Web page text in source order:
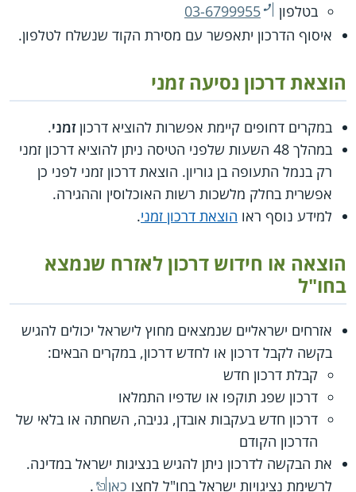
בטלפון
03-6799955
איסוף הדרכון יתאפשר עם מסירת הקוד שנשלח לטלפון.
הוצאת דרכון נסיעה זמני
במקרים דחופים קיימת אפשרות להוציא דרכוןזמני.
במהלך 48 השעות שלפני הטיסה ניתן להוציא דרכון זמני
רק בנמל התעופה בן גוריון. הוצאת דרכון זמני לפני כן
אפשרית בחלק מלשכות רשות האוכלוסין וההגירה.
למידע נוסף ראו הוצאת דרכון זמני.
הוצאה או חידוש דרכון לאזרח שנמצא
בחו"ל
אזרחים ישראליים שנמצאים מחוץ לישראל יכולים להגיש
בקשה לקבל דרכון או לחדש דרכון, במקרים הבאים:
קבלת דרכון חדש
דרכון שפג תוקפו או שדפיו התמלאו
דרכון חדש בעקבות אובדן, גניבה, השחתה או בלאי של
הדרכון הקודם
את הבקשה לדרכון ניתן להגיש בנציגות ישראל במדינה.
לרשימת נציגויות ישראל בחו"ל לחצו כאן .